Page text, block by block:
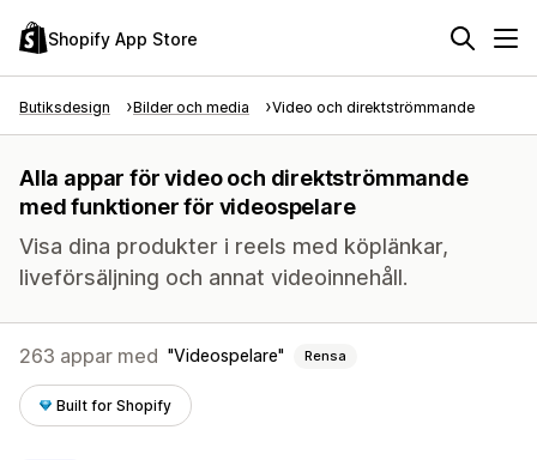
Shopify App Store
Butiksdesign Bilder och media Video och direktströmmande
Alla appar för video och direktströmmande
med funktioner för videospelare
Visa dina produkter i reels med köplänkar,
liveförsäljning och annat videoinnehåll.
263 appar med Videospelare Rensa
Built for Shopify